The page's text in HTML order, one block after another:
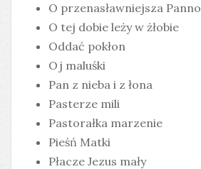
O przenasławniejsza Panno
O tej dobie leży w żłobie
Oddać pokłon
Oj maluśki
Pan z nieba i z łona
Pasterze mili
Pastorałka marzenie
Pieśń Matki
Płacze Jezus mały